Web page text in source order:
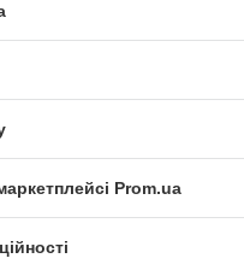
Prom.ua